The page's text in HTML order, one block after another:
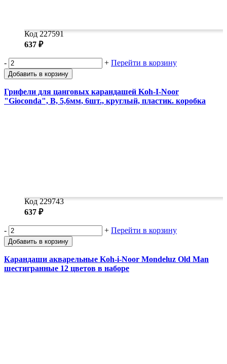
Код 227591
637 ₽
- + Перейти в корзину
Добавить в корзину
Грифели для цанговых карандашей Koh-I-Noor
"Gioconda", В, 5,6мм, 6шт., круглый, пластик. коробка
Код 229743
637 ₽
- + Перейти в корзину
Добавить в корзину
Карандаши акварельные Koh-i-Noor Mondeluz Old Man
шестигранные 12 цветов в наборе